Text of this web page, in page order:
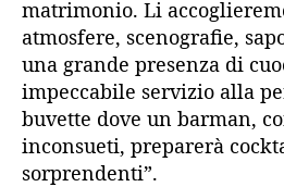
matrimonio. Li
atmosfere, scenografie,
una grande presenza di
impeccabile servizio alla
buvette dove un barman,
inconsueti, preparerà
sorprendenti”.